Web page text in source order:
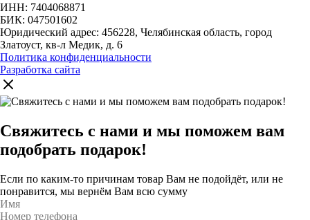
ИНН: 7404068871
БИК: 047501602
Юридический адрес: 456228, Челябинская область, город
Златоуст, кв-л Медик, д. 6
Политика конфиденциальности
Разработка сайта
Свяжитесь с нами и мы поможем вам
подобрать подарок!
Если по каким-то причинам товар Вам не подойдёт, или не
понравится, мы вернём Вам всю сумму